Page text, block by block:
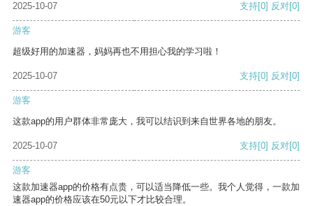
2025-10-07
支持[0] 反对[0]
游客
超级好用的加速器，妈妈再也不用担心我的学习啦！
2025-10-07 支持[0] 反对[0]
游客
这款app的用户群体非常庞大，我可以结识到来自世界各地的朋友。
2025-10-07 支持[0] 反对[0]
游客
这款加速器app的价格有点贵，可以适当降低一些。我个人觉得，一款加
速器app的价格应该在50元以下才比较合理。